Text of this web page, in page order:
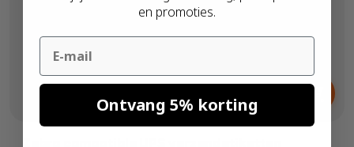
Vanaf
en promoties.
Email
Ontvang 5% korting